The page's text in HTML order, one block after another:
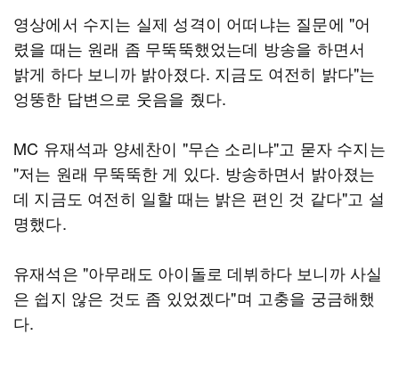
영상에서 수지는 실제 성격이 어떠냐는 질문에 "어
렸을 때는 원래 좀 무뚝뚝했었는데 방송을 하면서
밝게 하다 보니까 밝아졌다. 지금도 여전히 밝다"는
엉뚱한 답변으로 웃음을 줬다.
MC 유재석과 양세찬이 "무슨 소리냐"고 묻자 수지는
"저는 원래 무뚝뚝한 게 있다. 방송하면서 밝아졌는
데 지금도 여전히 일할 때는 밝은 편인 것 같다"고 설
명했다.
유재석은 "아무래도 아이돌로 데뷔하다 보니까 사실
은 쉽지 않은 것도 좀 있었겠다"며 고충을 궁금해했
다.